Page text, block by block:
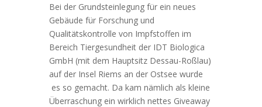
Bei der Grundsteinlegung für ein neues
Gebäude für Forschung und
Qualitätskontrolle von Impfstoffen im
Bereich Tiergesundheit der IDT Biologica
GmbH (mit dem Hauptsitz Dessau-Roßlau)
auf der Insel Riems an der Ostsee wurde
es so gemacht. Da kam nämlich als kleine
Überraschung ein wirklich nettes Giveaway